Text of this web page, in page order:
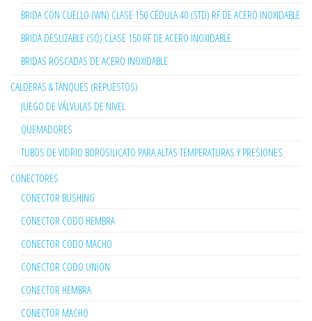
BRIDA CON CUELLO (WN) CLASE 150 CÉDULA 40 (STD) RF DE ACERO INOXIDABLE
BRIDA DESLIZABLE (SO) CLASE 150 RF DE ACERO INOXIDABLE
BRIDAS ROSCADAS DE ACERO INOXIDABLE
CALDERAS & TANQUES (REPUESTOS)
JUEGO DE VÁLVULAS DE NIVEL
QUEMADORES
TUBOS DE VIDRIO BOROSILICATO PARA ALTAS TEMPERATURAS Y PRESIONES
CONECTORES
CONECTOR BUSHING
CONECTOR CODO HEMBRA
CONECTOR CODO MACHO
CONECTOR CODO UNION
CONECTOR HEMBRA
CONECTOR MACHO